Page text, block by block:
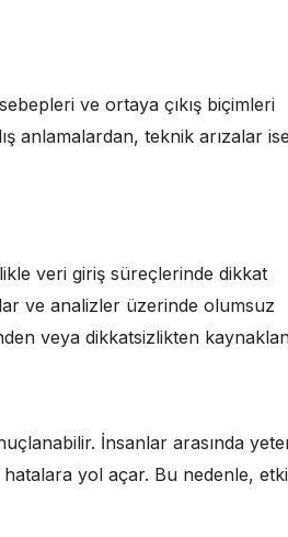
ve ortaya çıkış biçimleri
anlamalardan, teknik arızalar ise
veri giriş süreçlerinde dikkat
ve analizler üzerinde olumsuz
veya dikkatsizlikten
İnsanlar arasında
hatalara yol açar. Bu nedenle,